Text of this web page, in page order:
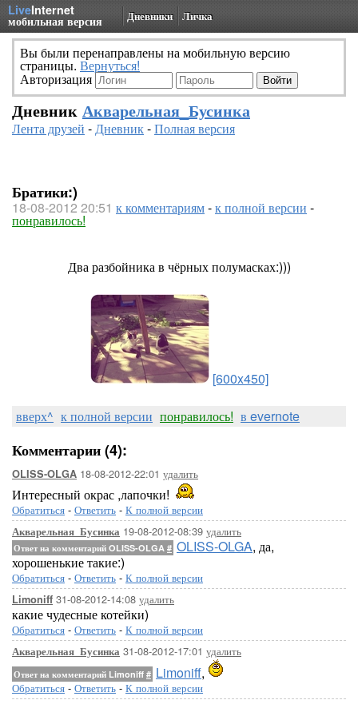
LiveInternet
мобильная версия Дневники Личка
Вы были перенаправлены на мобильную версию
страницы. Вернуться!
Авторизация
Дневник Акварельная_Бусинка
Лента друзей -Дневник-Полная версия
Братики:)
18-08-2012 20:51 к комментариям-к полной версии -
понравилось!
Два разбойника в чёрных полумасках:)))
[600x450]
вверх^ к полной версии понравилось! в evernote
Комментарии (4):
OLISS-OLGA 18-08-2012-22:01 удалить
Интересный окрас ,лапочки!
Обратиться - Ответить - К полной версии
Акварельная_Бусинка 19-08-2012-08:39 удалить
Ответ на комментарий OLISS-OLGA # OLISS-OLGA, да,
хорошенькие такие:)
Обратиться - Ответить - К полной версии
Limoniff 31-08-2012-14:08 удалить
какие чудесные котейки)
Обратиться - Ответить - К полной версии
Акварельная_Бусинка 31-08-2012-17:01 удалить
Ответ на комментарий Limoniff # Limoniff,
Обратиться - Ответить - К полной версии